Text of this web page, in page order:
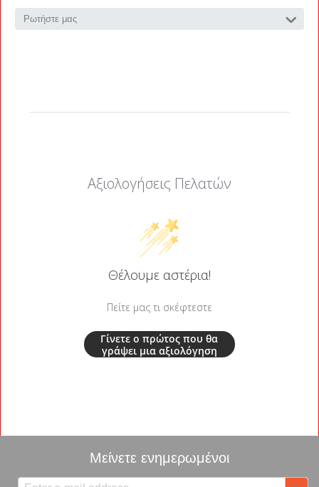
Ρωτήστε μας
Αξιολογήσεις Πελατών
Θέλουμε αστέρια!
Πείτε μας τι σκέφτεστε
Γίνετε ο πρώτος που θα
γράψει μια αξιολόγηση
Μείνετε ενημερωμένοι